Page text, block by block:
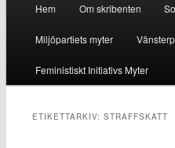
Hem Om skribenten
Miljöpartiets myter
Feministiskt Initiativs Myter
ETIKETTARKIV: STRAFFSKATT